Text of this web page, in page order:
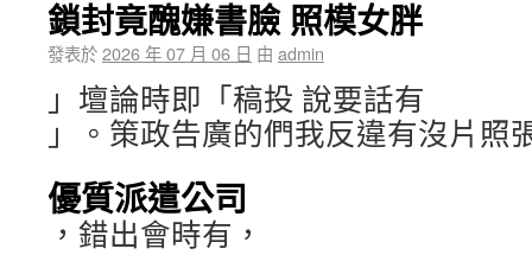
鎖封竟醜嫌書臉 照模女胖
發表於2026 年 07 月 06 日 由 admin
」壇論時即「稿投 說要話有
」。策政告廣的們我反違有沒片照
優質派遣公司
，錯出會時有，